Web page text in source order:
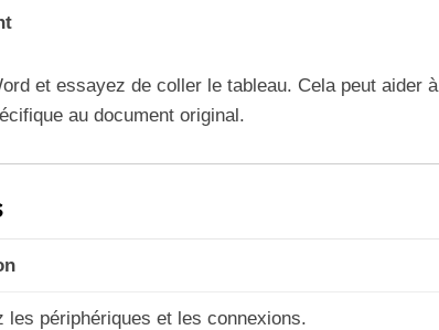
et essayez de coller le tableau. Cela peut aider à
au document original.
les périphériques et les connexions.